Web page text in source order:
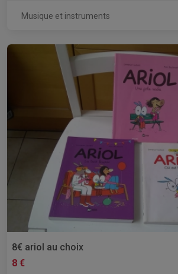
Musique et instruments
8€ ariol au choix
8 €